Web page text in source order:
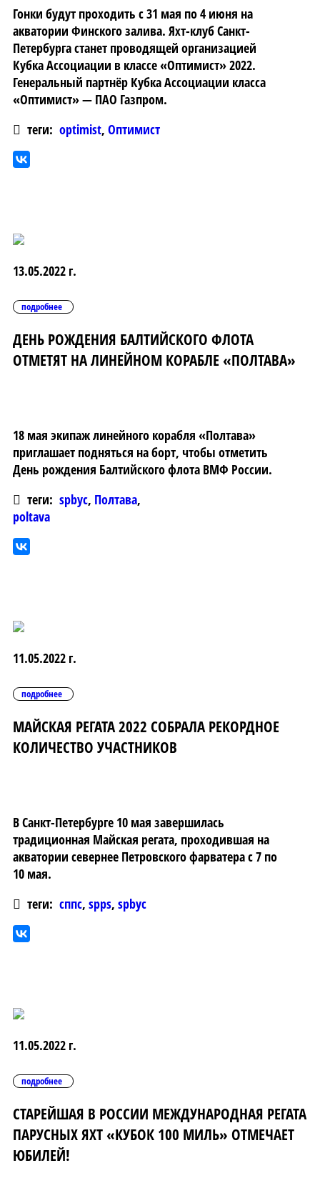
Гонки будут проходить с 31 мая по 4 июня на
акватории Финского залива. Яхт-клуб Санкт-
Петербурга станет проводящей организацией
Кубка Ассоциации в классе «Оптимист» 2022.
Генеральный партнёр Кубка Ассоциации класса
«Оптимист» — ПАО Газпром.
теги: optimist, Оптимист
13.05.2022 г.
подробнее
ДЕНЬ РОЖДЕНИЯ БАЛТИЙСКОГО ФЛОТА
ОТМЕТЯТ НА ЛИНЕЙНОМ КОРАБЛЕ «ПОЛТАВА»
18 мая экипаж линейного корабля «Полтава»
приглашает подняться на борт, чтобы отметить
День рождения Балтийского флота ВМФ России.
теги: spbyc, Полтава,
poltava
11.05.2022 г.
подробнее
МАЙСКАЯ РЕГАТА 2022 СОБРАЛА РЕКОРДНОЕ
КОЛИЧЕСТВО УЧАСТНИКОВ
В Санкт-Петербурге 10 мая завершилась
традиционная Майская регата, проходившая на
акватории севернее Петровского фарватера с 7 по
10 мая.
теги: сппс, spps, spbyc
11.05.2022 г.
подробнее
СТАРЕЙШАЯ В РОССИИ МЕЖДУНАРОДНАЯ РЕГАТА
ПАРУСНЫХ ЯХТ «КУБОК 100 МИЛЬ» ОТМЕЧАЕТ
ЮБИЛЕЙ!